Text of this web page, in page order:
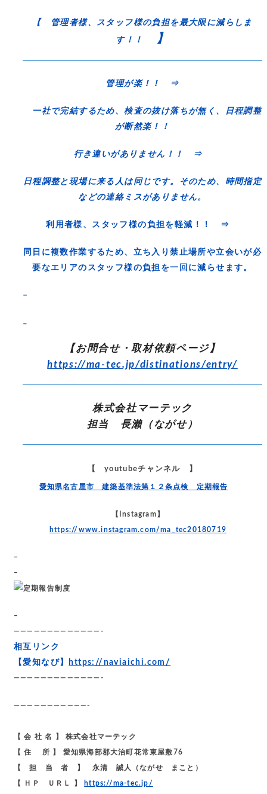
【 管理者様、スタッフ様の負担を最大限に減らしま
す！！ 】
管理が楽！！ ⇒
一社で完結するため、検査の抜け落ちが無く、日程調整
が断然楽！！
行き違いがありません！！ ⇒
日程調整と現場に来る人は同じです。そのため、時間指定
などの連絡ミスがありません。
利用者様、スタッフ様の負担を軽減！！ ⇒
同日に複数作業するため、立ち入り禁止場所や立会いが必
要なエリアのスタッフ様の負担を一回に減らせます。
–
–
【お問合せ・取材依頼ページ】
https://ma-tec.jp/distinations/entry/
株式会社マーテック
担当 長瀨（ながせ）
【 youtubeチャンネル 】
愛知県名古屋市 建築基準法第１２条点検 定期報告
【Instagram】
https://www.instagram.com/ma_tec20180719
–
–
–
—————————————-
相互リンク
【愛知なび】
https://naviaichi.com/
—————————————-
———————————-
【 会 社 名 】 株式会社マーテック
【 住 所 】 愛知県海部郡大治町花常東屋敷76
【 担 当 者 】 永清 誠人（ながせ まこと）
【 ＨＰ ＵＲＬ 】 https://ma-tec.jp/